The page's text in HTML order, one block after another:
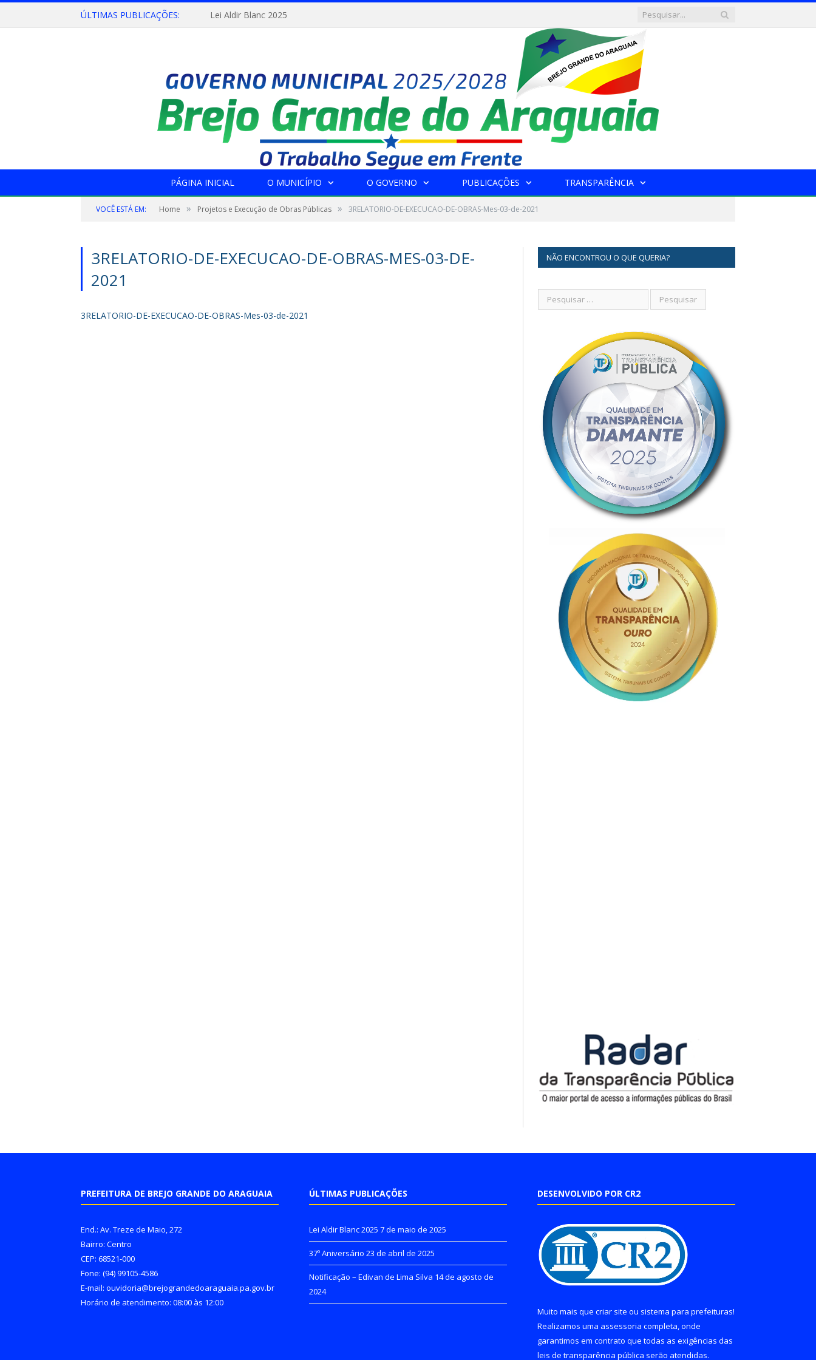
ÚLTIMAS PUBLICAÇÕES: Lei Aldir Blanc 2025
PÁGINA INICIAL O MUNICÍPIO O GOVERNO PUBLICAÇÕES TRANSPARÊNCIA
VOCÊ ESTÁ EM: Home » Projetos e Execução de Obras Públicas » 3RELATORIO-DE-EXECUCAO-DE-OBRAS-Mes-03-de-2021
3RELATORIO-DE-EXECUCAO-DE-OBRAS-MES-03-DE-
2021
3RELATORIO-DE-EXECUCAO-DE-OBRAS-Mes-03-de-2021
NÃO ENCONTROU O QUE QUERIA?
PREFEITURA DE BREJO GRANDE DO ARAGUAIA
End.: Av. Treze de Maio, 272
Bairro: Centro
CEP: 68521-000
Fone: (94) 99105-4586
E-mail: ouvidoria@brejograndedoaraguaia.pa.gov.br
Horário de atendimento: 08:00 às 12:00
ÚLTIMAS PUBLICAÇÕES
Lei Aldir Blanc 2025 7 de maio de 2025
37º Aniversário 23 de abril de 2025
Notificação – Edivan de Lima Silva 14 de agosto de
2024
DESENVOLVIDO POR CR2
Muito mais que criar site ou sistema para prefeituras!
Realizamos uma assessoria completa, onde
garantimos em contrato que todas as exigências das
leis de transparência pública serão atendidas.